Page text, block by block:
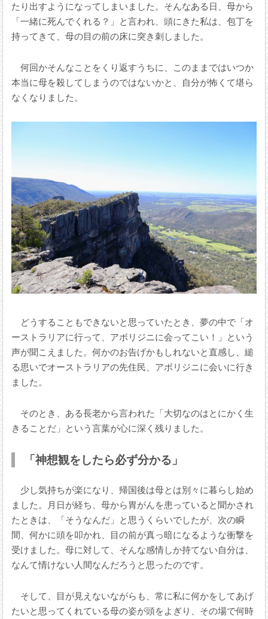
たり出すようになってしまいました。そんなある日、母から
「一緒に死んでくれる？」と言われ、頭にきた私は、包丁を
持ってきて、母の目の前の床に突き刺しました。
何回かそんなことをくり返すうちに、このままではいつか
本当に母を殺してしまうのではないかと、自分が怖くて堪ら
なくなりました。
どうすることもできないと思っていたとき、夢の中で「オ
ーストラリアに行って、アボリジニに会ってこい！」という
声が聞こえました。何かのお告げかもしれないと直感し、縋
る思いでオーストラリアの先住民、アボリジニに会いに行き
ました。
そのとき、ある長老から言われた「大切なのはとにかく生
きることだ」という言葉が心に深く残りました。
「神想観をしたら必ず分かる」
少し気持ちが楽になり、帰国後は母とは別々に暮らし始め
ました。月日が経ち、母から胃がんを患っていると聞かされ
たときは、「そうなんだ」と思うくらいでしたが、次の瞬
間、何かに頭を叩かれ、目の前が真っ暗になるような衝撃を
受けました。母に対して、そんな感情しか持てない自分は、
なんて情けない人間なんだろうと思ったのです。
そして、目が見えないながらも、常に私に何かをしてあげ
たいと思ってくれている母の姿が頭をよぎり、その場で何時